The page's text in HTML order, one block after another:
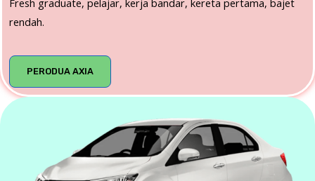
rendah.
PERODUA AXIA